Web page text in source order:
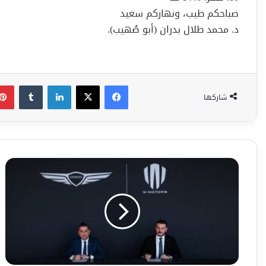
صباحكم طيب، ونهاركم سعيد
د. محمد طلال بدران (أبو صُهيب).
شاركها
فيسبوك‫X لينكدإن
جينيسيس